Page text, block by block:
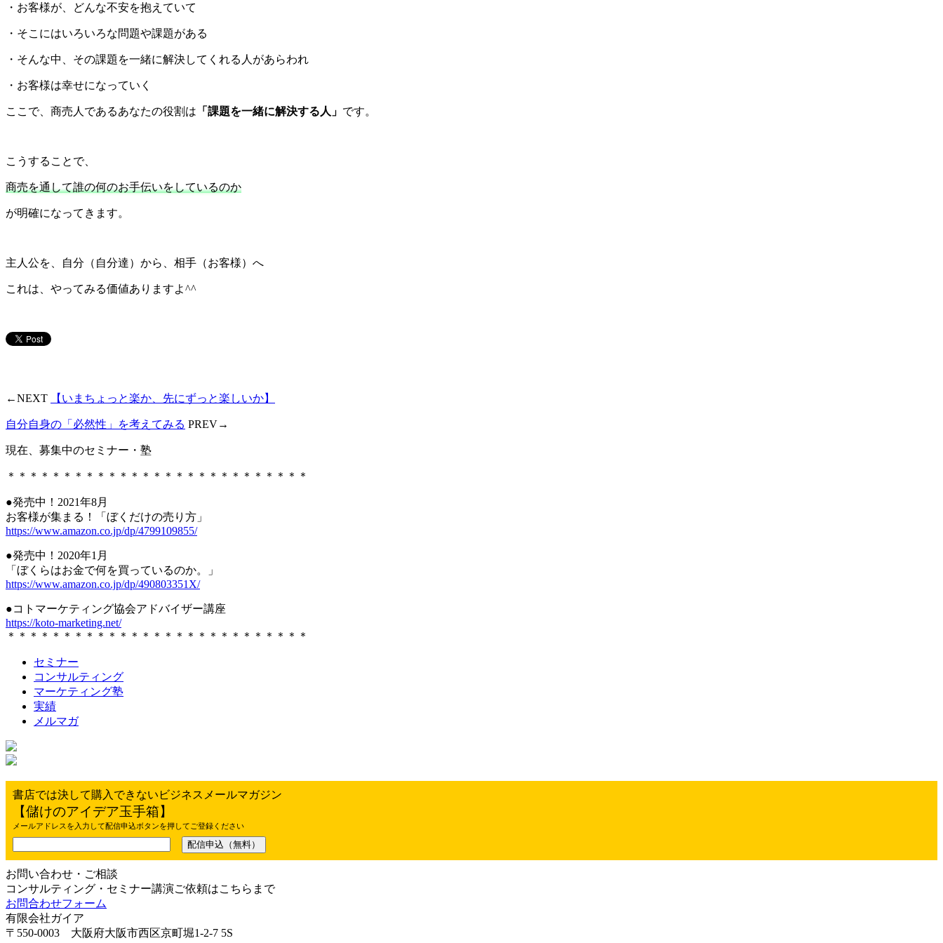
・お客様が、どんな不安を抱えていて
・そこにはいろいろな問題や課題がある
・そんな中、その課題を一緒に解決してくれる人があらわれ
・お客様は幸せになっていく
ここで、商売人であるあなたの役割は 「課題を一緒に解決する人」 です。
こうすることで、
商売を通して誰の何のお手伝いをしているのか
が明確になってきます。
主人公を、自分（自分達）から、相手（お客様）へ
これは、やってみる価値ありますよ^^
←NEXT 【いまちょっと楽か、先にずっと楽しいか】
自分自身の「必然性」を考えてみる PREV→
現在、募集中のセミナー・塾
＊＊＊＊＊＊＊＊＊＊＊＊＊＊＊＊＊＊＊＊＊＊＊＊＊＊＊
●発売中！2021年8月
お客様が集まる！「ぼくだけの売り方」
https://www.amazon.co.jp/dp/4799109855/
●発売中！2020年1月
「ぼくらはお金で何を買っているのか。」
https://www.amazon.co.jp/dp/490803351X/
●コトマーケティング協会アドバイザー講座
https://koto-marketing.net/
＊＊＊＊＊＊＊＊＊＊＊＊＊＊＊＊＊＊＊＊＊＊＊＊＊＊＊
セミナー
コンサルティング
マーケティング塾
実績
メルマガ
書店では決して購入できないビジネスメールマガジン
【儲けのアイデア玉手箱】
メールアドレスを入力して配信申込ボタンを押してご登録ください
お問い合わせ・ご相談
コンサルティング・セミナー講演ご依頼はこちらまで
お問合わせフォーム
有限会社ガイア
〒550-0003 大阪府大阪市西区京町堀1-2-7 5S